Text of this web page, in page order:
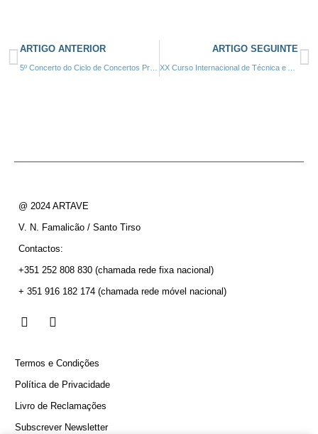
ARTIGO ANTERIOR ARTIGO SEGUINTE
@ 2024 ARTAVE
V. N. Famalicão / Santo Tirso
Contactos:
+351 252 808 830 (chamada rede fixa nacional)
+ 351 916 182 174 (chamada rede móvel nacional)
Termos e Condições
Política de Privacidade
Livro de Reclamações
Subscrever Newsletter